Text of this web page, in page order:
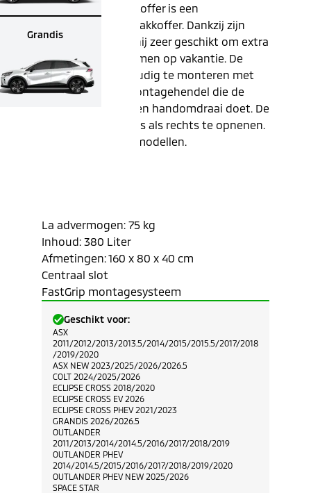
De Mitsubishi dakkoffer is een
multifunctionele dakkoffer. Dankzij zijn
royale inhuoud is hij zeer geschikt om extra
bagage mee te nemen op vakantie. De
dakkoffer is eenvoudig te monteren met
behulp van een montagehendel die de
vergrendeling in een handomdraai doet. De
deksel is zowel links als rechts te opnenen.
Geschikt voor alle modellen.
La advermogen: 75 kg
Inhoud: 380 Liter
Afmetingen: 160 x 80 x 40 cm
Centraal slot
FastGrip montagesysteem
Geschikt voor:
ASX
2011/2012/2013/2013.5/2014/2015/2015.5/2017/2018
/2019/2020
ASX NEW 2023/2025/2026/2026.5
COLT 2024/2025/2026
ECLIPSE CROSS 2018/2020
ECLIPSE CROSS EV 2026
ECLIPSE CROSS PHEV 2021/2023
GRANDIS 2026/2026.5
OUTLANDER
2011/2013/2014/2014.5/2016/2017/2018/2019
OUTLANDER PHEV
2014/2014.5/2015/2016/2017/2018/2019/2020
OUTLANDER PHEV NEW 2025/2026
SPACE STAR
Grandis